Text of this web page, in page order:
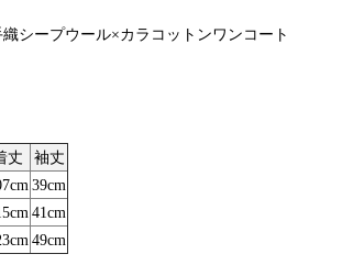
シープウール×カラコットンワンコート
丈
袖丈
39cm
41cm
49cm